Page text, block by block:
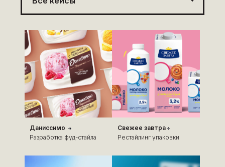
Даниссимо
Разработка фуд-стайла
Свежее завтра
Рестайлинг упаковки